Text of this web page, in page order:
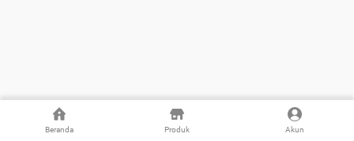
Beranda Produk Akun